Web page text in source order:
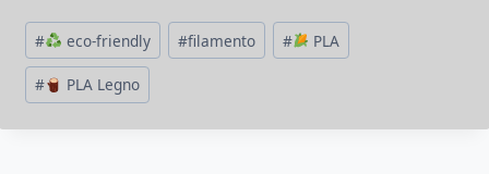
Tag
articolo:
# eco-friendly #filamento # PLA
# PLA Legno